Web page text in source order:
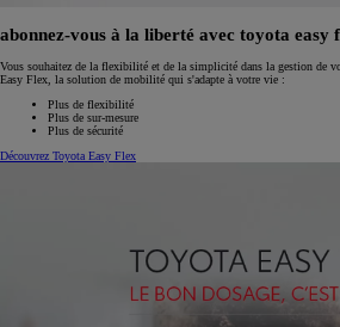
abonnez-vous à la liberté avec toyota easy
Vous souhaitez de la flexibilité et de la simplicité dans la gestion de
Easy Flex, la solution de mobilité qui s'adapte à votre vie :
Plus de flexibilité
Plus de sur-mesure
Plus de sécurité
Découvrez Toyota Easy Flex